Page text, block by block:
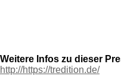
Weitere Infos zu dieser
http://https://tredition.de/